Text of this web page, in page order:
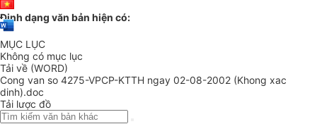
Định dạng văn bản hiện có:
MỤC LỤC
Không có mục lục
Tải về (WORD)
Cong van so 4275-VPCP-KTTH ngay 02-08-2002 (Khong xac
dinh).doc
Tải lược đồ